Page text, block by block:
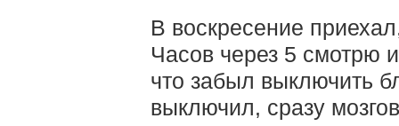
В воскресение
Часов через 5 смотрю
что забыл выключить
выключил, сразу